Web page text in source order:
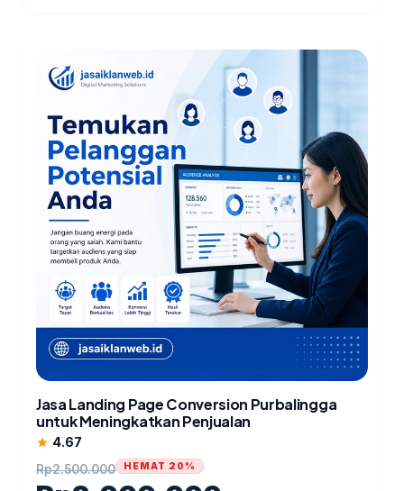
Jasa Landing Page Conversion Purbalingga
untuk Meningkatkan Penjualan
star 4.67
Rp2.500.000 HEMAT 20%